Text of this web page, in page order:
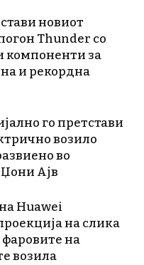
новиот
Thunder со
компоненти за
и рекордна
го претстави
возило
во
Џони Ајв
Huawei
на слика
фаровите на
возила